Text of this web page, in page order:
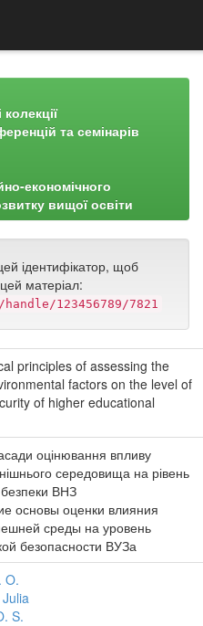
та семінарів
економічного
вищої освіти
ідентифікатор, щоб
матеріал:
123456789/7821
principles of assessing the
factors on the level of
of higher educational
оцінювання впливу
середовища на рівень
безпеки ВНЗ
основы оценки влияния
среды на уровень
безопасности ВУЗа
O.
S.